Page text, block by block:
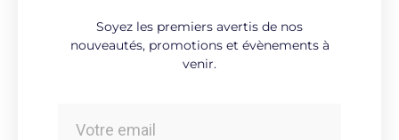
Soyez les premiers avertis de nos
nouveautés, promotions et évènements à
venir.